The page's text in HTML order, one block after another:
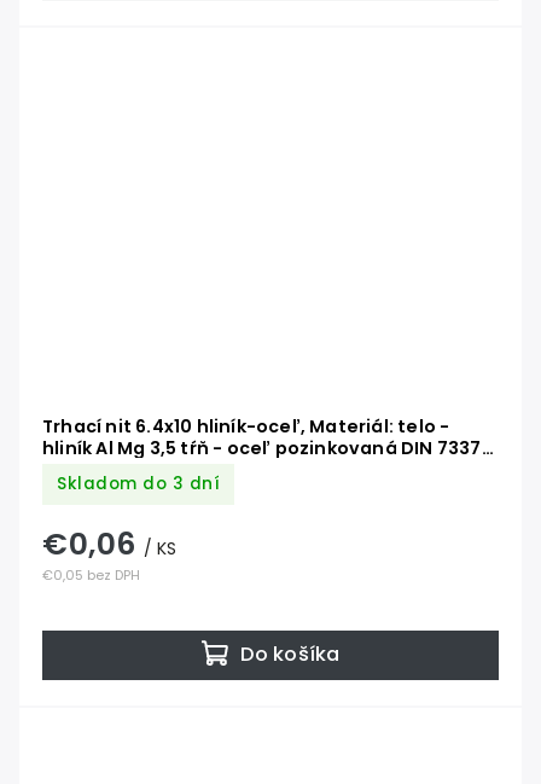
Trhací nit 6.4x10 hliník-oceľ, Materiál: telo -
hliník Al Mg 3,5 tŕň - oceľ pozinkovaná DIN 7337
Skladom do 3 dní
€0,05 bez DPH
€0,06 / KS
Do košíka